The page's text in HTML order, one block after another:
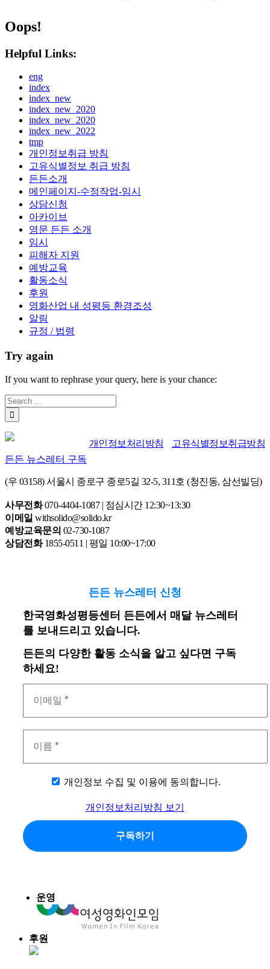
Oops!
Helpful Links:
eng
index
index_new
index_new_2020
index_new_2020
index_new_2022
tmp
개인정보취급 방침
고유식별정보 취급 방침
든든소개
메인페이지-수정작업-임시
상담신청
아카이브
영문 든든 소개
임시
피해자 지원
예방교육
활동소식
후원
영화산업 내 성평등 환경조성
알림
규정 / 법령
Try again
If you want to rephrase your query, here is your chance:
개인정보처리방침
고유식별정보취급방침
든든 뉴스레터 구독
(우 03158) 서울시 종로구 종로5길 32-5, 311호 (청진동, 삼선빌딩)
사무전화070-4404-1087 | 점심시간 12:30~13:30
이메일 withsolido@solido.kr
예방교육문의 02-730-1087
상담전화1855-0511 | 평일 10:00~17:00
든든 뉴스레터 신청
한국영화성평등센터 든든에서 매달 뉴스레터
를 보내드리고 있습니다.
든든의 다양한 활동 소식을 알고 싶다면 구독
하세요!
개인정보 수집 및 이용에 동의합니다.
개인정보처리방침 보기
운영
후원